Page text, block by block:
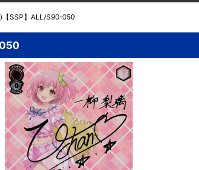
)【SSP】ALL/S90-050